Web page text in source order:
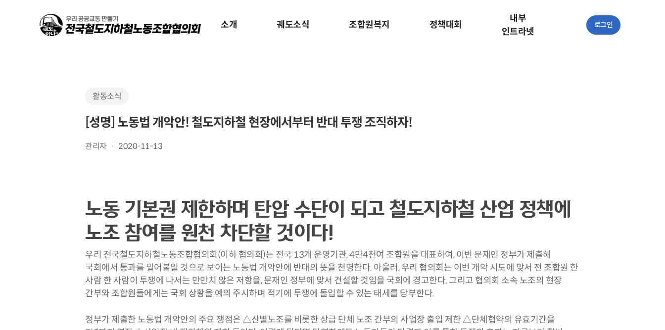
소개 궤도소식 조합원복지 정책대회
내부
인트라넷
로그인
활동소식
[성명] 노동법 개악안! 철도지하철 현장에서부터 반대 투쟁 조직하자!
관리자 2020-11-13
노동 기본권 제한하며 탄압 수단이 되고 철도지하철 산업 정책에
노조 참여를 원천 차단할 것이다!
우리 전국철도지하철노동조합협의회(이하 협의회)는 전국 13개 운영기관, 4만4천여 조합원을 대표하여, 이번 문재인 정부가 제출해
국회에서 통과를 밀어붙일 것으로 보이는 노동법 개악안에 반대의 뜻을 천명한다. 아울러, 우리 협의회는 이번 개악 시도에 맞서 전 조합원 한
사람 한 사람이 투쟁에 나서는 만만치 않은 저항을, 문재인 정부에 맞서 건설할 것임을 국회에 경고한다. 그리고 협의회 소속 노조의 현장
간부와 조합원들에게는 국회 상황을 예의 주시하며 적기에 투쟁에 돌입할 수 있는 태세를 당부한다.
정부가 제출한 노동법 개악안의 주요 쟁점은 △산별노조를 비롯한 상급 단체 노조 간부의 사업장 출입 제한 △단체협약의 유효기간을